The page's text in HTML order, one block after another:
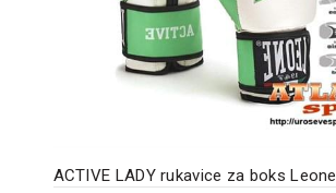
ACTIVE LADY rukavice za boks Leone